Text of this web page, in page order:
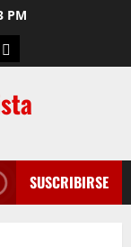
PM
SUSCRIBIRSE